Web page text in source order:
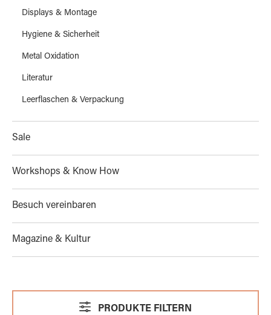
Displays & Montage
Hygiene & Sicherheit
Metal Oxidation
Literatur
Leerflaschen & Verpackung
Sale
Workshops & Know How
Besuch vereinbaren
Magazine & Kultur
PRODUKTE FILTERN